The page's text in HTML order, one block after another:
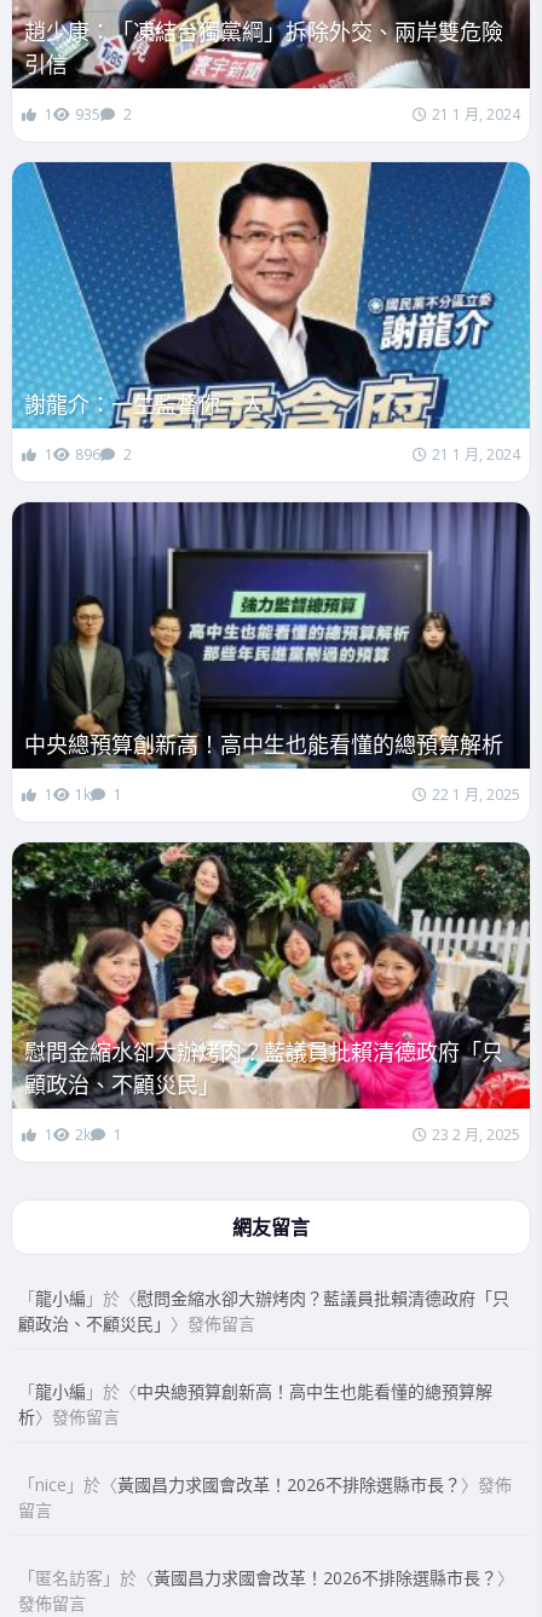
趙少康：「凍結台獨黨綱」拆除外交、兩岸雙危險
引信
1 935 2 21 1 月, 2024
謝龍介：一生監督你一人
1 896 2 21 1 月, 2024
中央總預算創新高！高中生也能看懂的總預算解析
1 1k 1 22 1 月, 2025
慰問金縮水卻大辦烤肉？藍議員批賴清德政府「只
顧政治、不顧災民」
1 2k 1 23 2 月, 2025
網友留言
「龍小編 」於〈慰問金縮水卻大辦烤肉？藍議員批賴清德政府「只
顧政治、不顧災民」 〉發佈留言
「龍小編 」於〈中央總預算創新高！高中生也能看懂的總預算解
析〉發佈留言
「nice 」於〈黃國昌力求國會改革！2026不排除選縣市長？ 〉發佈
留言
「匿名訪客 」於〈黃國昌力求國會改革！2026不排除選縣市長？ 〉
發佈留言